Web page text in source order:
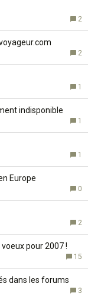
2
2
1
indisponible
1
1
Europe
0
2
pour 2007 !
15
dans les forums
3